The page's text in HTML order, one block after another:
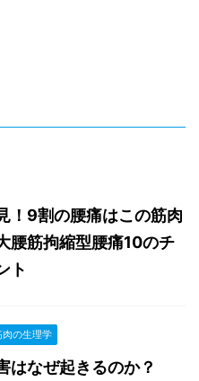
！9割の腰痛はこの筋肉
腰筋拘縮型腰痛10のチ
ト
肉の生理学
はなぜ起きるのか？